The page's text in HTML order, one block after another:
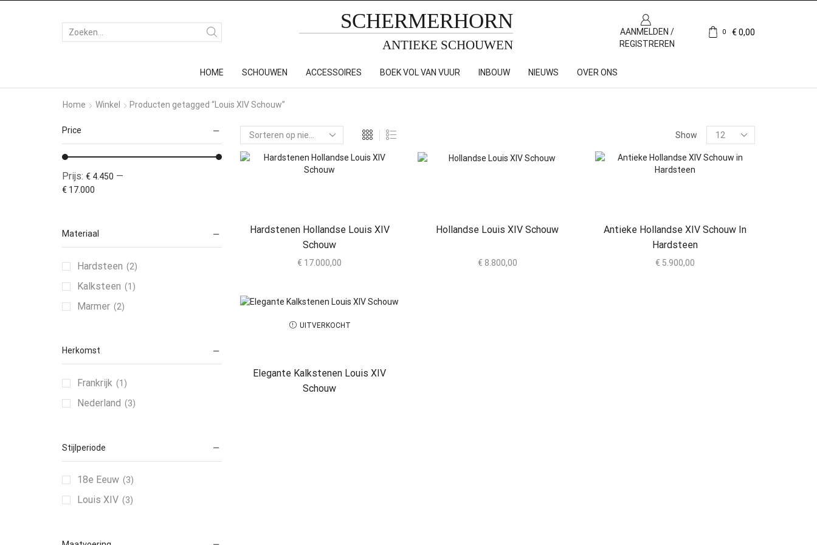
SCHERMERHORN
ANTIEKE SCHOUWEN
AANMELDEN /
REGISTREREN
0 €0,00
HOME SCHOUWEN ACCESSOIRES BOEK VOL VAN VUUR INBOUW NIEUWS OVER ONS
Home Winkel Producten getagged “Louis XIV Schouw”
Show
Hardstenen Hollandse Louis XIV
Schouw
€ 17.000,00
Hollandse Louis XIV Schouw
€8.800,00
Antieke Hollandse XIV Schouw In
Hardsteen
€ 5.900,00
UITVERKOCHT
Elegante Kalkstenen Louis XIV
Schouw
Price
Prijs: € 4.450 —
€ 17.000
Materiaal
Hardsteen (2)
Kalksteen (1)
Marmer (2)
Herkomst
Frankrijk (1)
Nederland (3)
Stijlperiode
18e Eeuw (3)
Louis XIV (3)